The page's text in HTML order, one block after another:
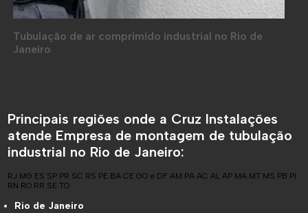
Tubulação de ar comprimido industrial no Rio de
Janeiro
Principais regiões onde a Cruz Instalações
atende Empresa de montagem de tubulação
industrial no Rio de Janeiro:
RJ MG ES SP PR SC RS PE BA CE GO e DF AM PA AC AL AP MA MT MS PB PI
RN RO RR SE TO
Rio de Janeiro